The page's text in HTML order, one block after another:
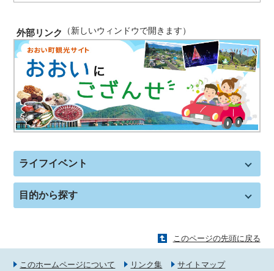
外部リンク （新しいウィンドウで開きます）
ライフイベント
目的から探す
このページの先頭に戻る
このホームページについて リンク集 サイトマップ